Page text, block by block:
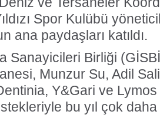
Spor Kulübü
ana paydaşları katıldı.
Sanayicileri Birliği
Munzur Su, Adil
Y&Gari ve
bu yıl çok